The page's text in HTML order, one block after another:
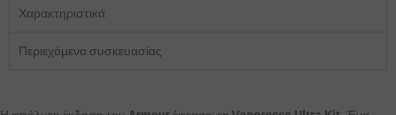
Χαρακτηριστικά
Περιεχόμενα συσκευασίας